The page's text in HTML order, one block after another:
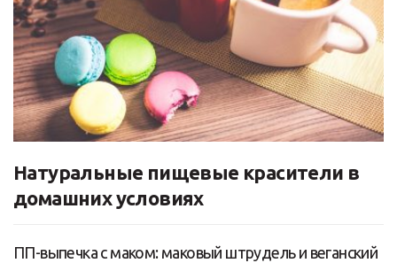
Натуральные пищевые красители в
домашних условиях
ПП-выпечка с маком: маковый штрудель и веганский